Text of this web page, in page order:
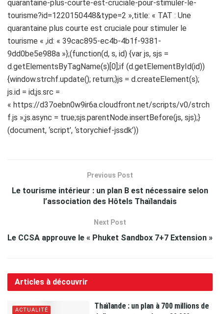
quarantaine-plus-courte-est-cruciale-pour-stimuler-le-
tourisme?id=1220150448&type=2 »,title: « TAT : Une
quarantaine plus courte est cruciale pour stimuler le
tourisme « ,id: « 39cac895-ec4b-4b1f-9381-
9dd0be5e988a »};(function(d, s, id) {var js, sjs =
d.getElementsByTagName(s)[0];if (d.getElementById(id))
{window.strchf.update(); return;}js = d.createElement(s);
js.id = id;js.src =
« https://d37oebn0w9ir6a.cloudfront.net/scripts/v0/strch
f.js »;js.async = true;sjs.parentNode.insertBefore(js, sjs);}
(document, ‘script’, ‘storychief-jssdk’))
Previous Post
Le tourisme intérieur : un plan B est nécessaire selon
l’association des Hôtels Thaïlandais
Next Post
Le CCSA approuve le « Phuket Sandbox 7+7 Extension »
Articles à découvrir
ACTUALITÉ
Thaïlande : un plan à 700 millions de